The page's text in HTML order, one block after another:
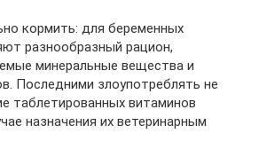
кормить: для беременных
разнообразный рацион,
минеральные вещества и
Последними злоупотреблять не
таблетированных витаминов
назначения их ветеринарным